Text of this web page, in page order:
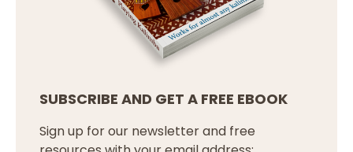
SUBSCRIBE AND GET A FREE EBOOK
Sign up for our newsletter and free